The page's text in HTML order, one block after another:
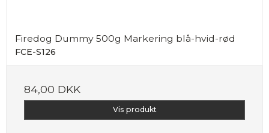
Firedog Dummy 500g Markering blå-hvid-rød
FCE-S126
84,00 DKK
Vis produkt